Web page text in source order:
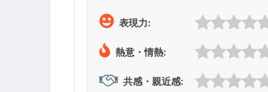
表現力:
熱意・情熱:
共感・親近感: